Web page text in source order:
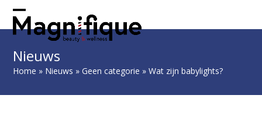
contentOpen
mobile
menu
Close
mobile
menu
Nieuws
Home » Nieuws »Geen categorie »Wat zijn babylights?